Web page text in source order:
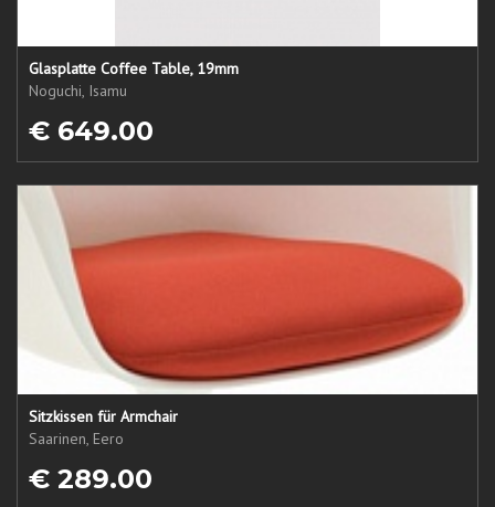
Glasplatte Coffee Table, 19mm
Noguchi, Isamu
€ 649.00
Sitzkissen für Armchair
Saarinen, Eero
€ 289.00